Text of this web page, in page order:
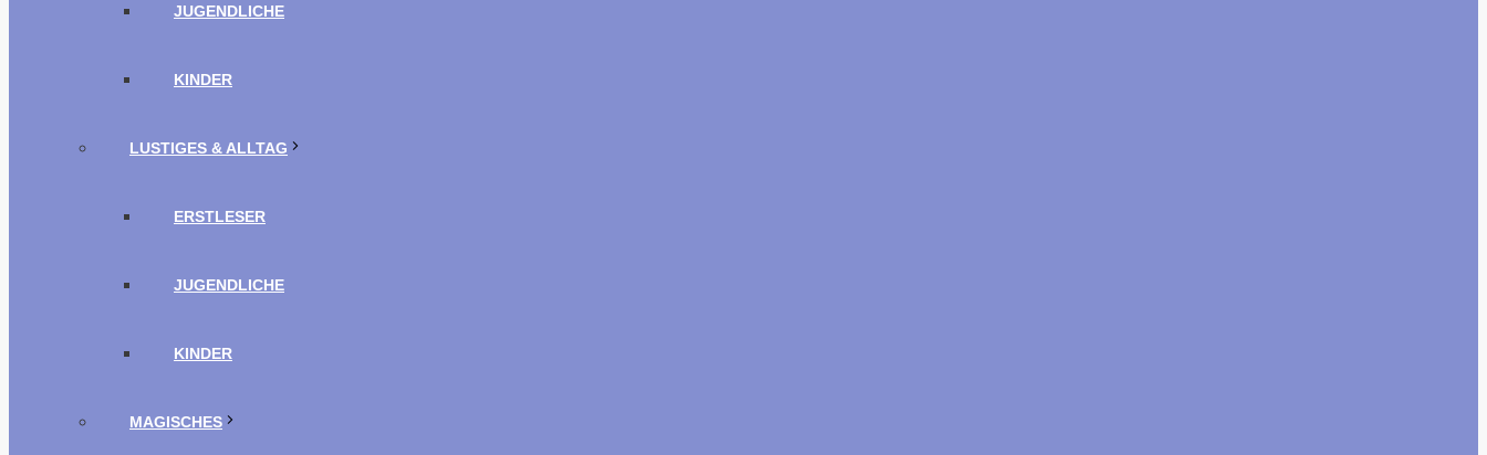
JUGENDLICHE
KINDER
LUSTIGES & ALLTAG
ERSTLESER
JUGENDLICHE
KINDER
MAGISCHES